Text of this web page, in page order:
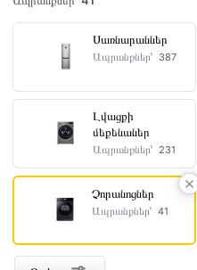
Սառնարաններ
Ապրանքներ՝ 387
Լվացքի
մեքենաներ
Ապրանքներ՝ 231
Չորանոցներ
Ապրանքներ՝ 41
Արտադրողներ
ELECTROLUX
GORENJE
HISENSE
SAMSUNG
SCHAUB